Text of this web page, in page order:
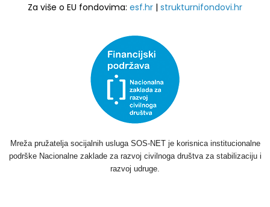
Za više o EU fondovima: esf.hr | strukturnifondovi.hr
Mreža pružatelja socijalnih usluga SOS-NET je korisnica institucionalne
podrške Nacionalne zaklade za razvoj civilnoga društva za stabilizaciju i
razvoj udruge.